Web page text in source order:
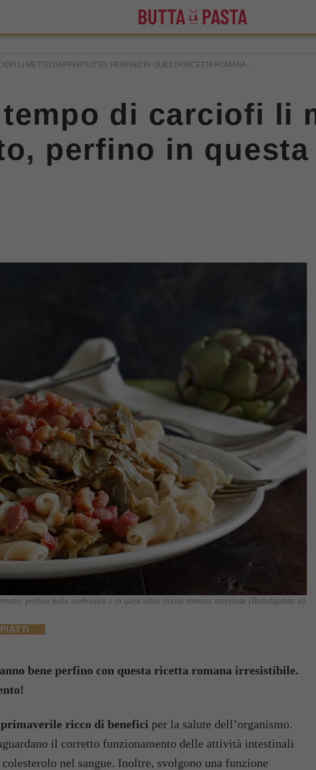
LI METTO DAPPERTUTTO, PERFINO IN QUESTA RICETTA ROMANA...
di carciofi li
perfino in
perfino nella carbonara e in quest'altra ricetta romana strepitosa (Buttalapasta.it)
bene perfino con questa ricetta romana irresistibile.
ricco di benefici per la salute dell’organismo.
il corretto funzionamento delle attività intestinali
nel sangue. Inoltre, svolgono una funzione